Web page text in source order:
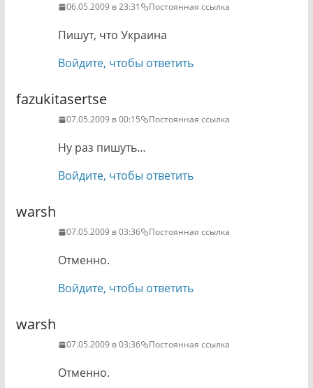
06.05.2009 в 23:31 Постоянная ссылка
Пишут, что Украина
Войдите, чтобы ответить
fazukitasertse
07.05.2009 в 00:15 Постоянная ссылка
Ну раз пишуть…
Войдите, чтобы ответить
warsh
07.05.2009 в 03:36 Постоянная ссылка
Отменно.
Войдите, чтобы ответить
warsh
07.05.2009 в 03:36 Постоянная ссылка
Отменно.